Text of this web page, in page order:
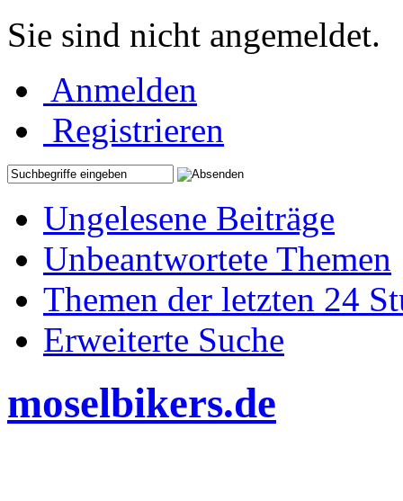
Sie sind nicht angemeldet.
Anmelden
Registrieren
Ungelesene Beiträge
Unbeantwortete Themen
Themen der letzten 24
Erweiterte Suche
moselbikers.de